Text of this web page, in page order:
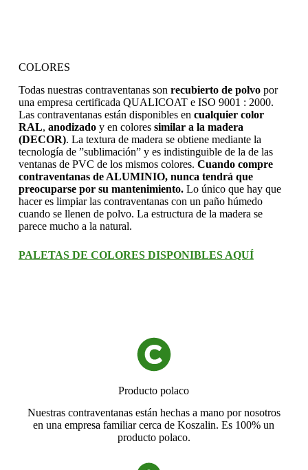
COLORES
Todas nuestras contraventanas son recubierto de polvopor
una empresa certificada QUALICOAT e ISO 9001 : 2000.
Las contraventanas están disponibles en cualquier color
RAL, anodizadoy en colores similar a la madera
(DECOR). La textura de madera se obtiene mediante la
tecnología de ”sublimación” y es indistinguible de la de las
ventanas de PVC de los mismos colores. Cuando compre
contraventanas de ALUMINIO, nunca tendrá que
preocuparse por su mantenimiento.Lo único que hay que
hacer es limpiar las contraventanas con un paño húmedo
cuando se llenen de polvo. La estructura de la madera se
parece mucho a la natural.
PALETAS DE COLORES DISPONIBLES AQUÍ
Producto polaco
Nuestras contraventanas están hechas a mano por nosotros
en una empresa familiar cerca de Koszalin. Es 100% un
producto polaco.